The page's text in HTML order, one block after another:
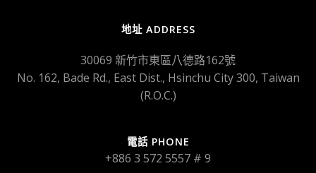
地址 ADDRESS
30069 新竹市東區八德路162號
No. 162, Bade Rd., East Dist., Hsinchu City 300, Taiwan
(R.O.C.)
電話 PHONE
+886 3 572 5557 # 9